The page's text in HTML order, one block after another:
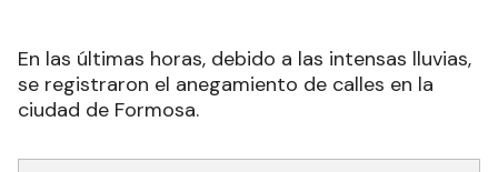
En las últimas horas, debido a las intensas lluvias,
se registraron el anegamiento de calles en la
ciudad de Formosa.